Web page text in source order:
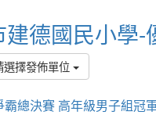
德國民小學-
選擇發佈單位
總決賽 高年級男子組冠